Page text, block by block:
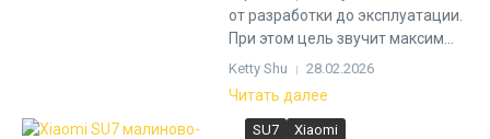
от разработки до эксплуатации.
При этом цель звучит максим...
Ketty Shu 28.02.2026
Читать далее
SU7 Xiaomi